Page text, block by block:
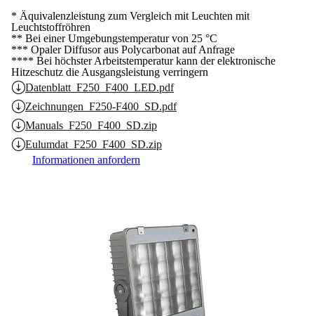
* Äquivalenzleistung zum Vergleich mit Leuchten mit
Leuchtstoffröhren
** Bei einer Umgebungstemperatur von 25 °C
*** Opaler Diffusor aus Polycarbonat auf Anfrage
**** Bei höchster Arbeitstemperatur kann der elektronische
Hitzeschutz die Ausgangsleistung verringern
Datenblatt_F250_F400_LED.pdf
Zeichnungen_F250-F400_SD.pdf
Manuals_F250_F400_SD.zip
Eulumdat_F250_F400_SD.zip
Informationen anfordern